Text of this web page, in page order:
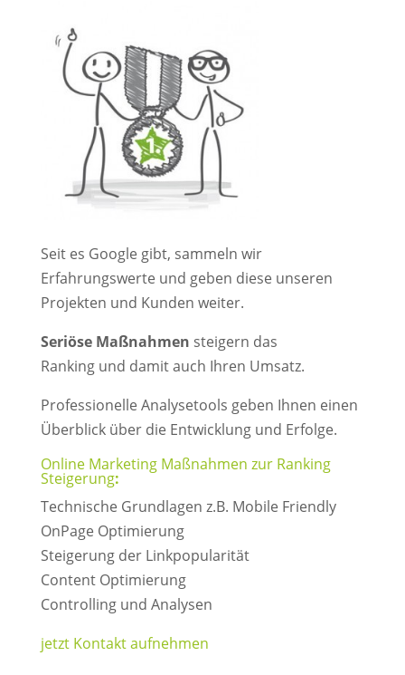
Seit es Google gibt, sammeln wir
Erfahrungswerte und geben diese unseren
Projekten und Kunden weiter.
Seriöse Maßnahmen steigern das
Ranking und damit auch Ihren Umsatz.
Professionelle Analysetools geben Ihnen einen
Überblick über die Entwicklung und Erfolge.
Online Marketing Maßnahmen zur Ranking
Steigerung:
Technische Grundlagen z.B. Mobile Friendly
OnPage Optimierung
Steigerung der Linkpopularität
Content Optimierung
Controlling und Analysen
jetzt Kontakt aufnehmen